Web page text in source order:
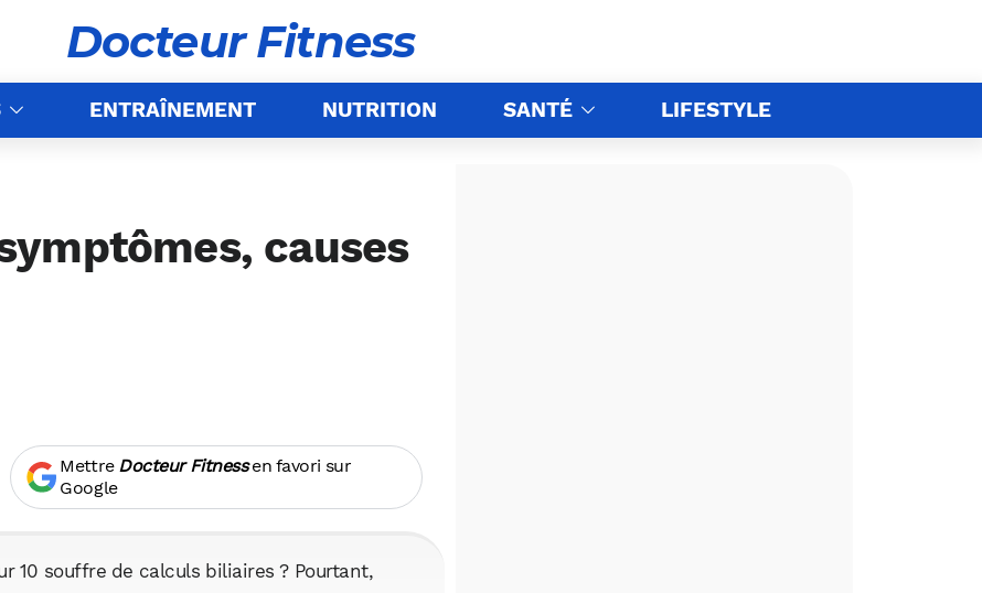
Docteur Fitness
ENTRAÎNEMENT NUTRITION SANTÉ LIFESTYLE
causes
Mettre Docteur Fitnessen favori sur
Google
10 souffre de calculs biliaires ? Pourtant,